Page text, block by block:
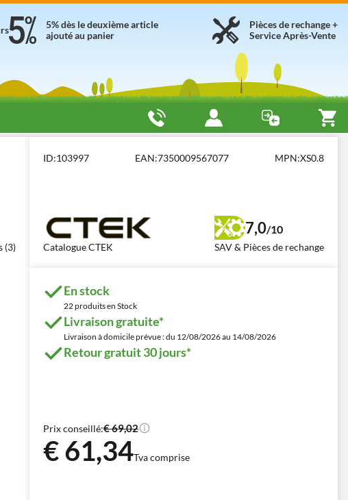
Pièces de rechange +
Service Après-Vente
5% dès le deuxième article
ajouté au panier
(3)
ID:103997 EAN:7350009567077 MPN:XS0.8
Catalogue CTEK
7,0/10
SAV & Pièces de rechange
En stock
22 produits en Stock
Livraison gratuite*
Livraison à domicile prévue : du 12/08/2026 au 14/08/2026
Retour gratuit 30 jours*
Prix conseillé:€ 69,02
€ 61,34Tva comprise